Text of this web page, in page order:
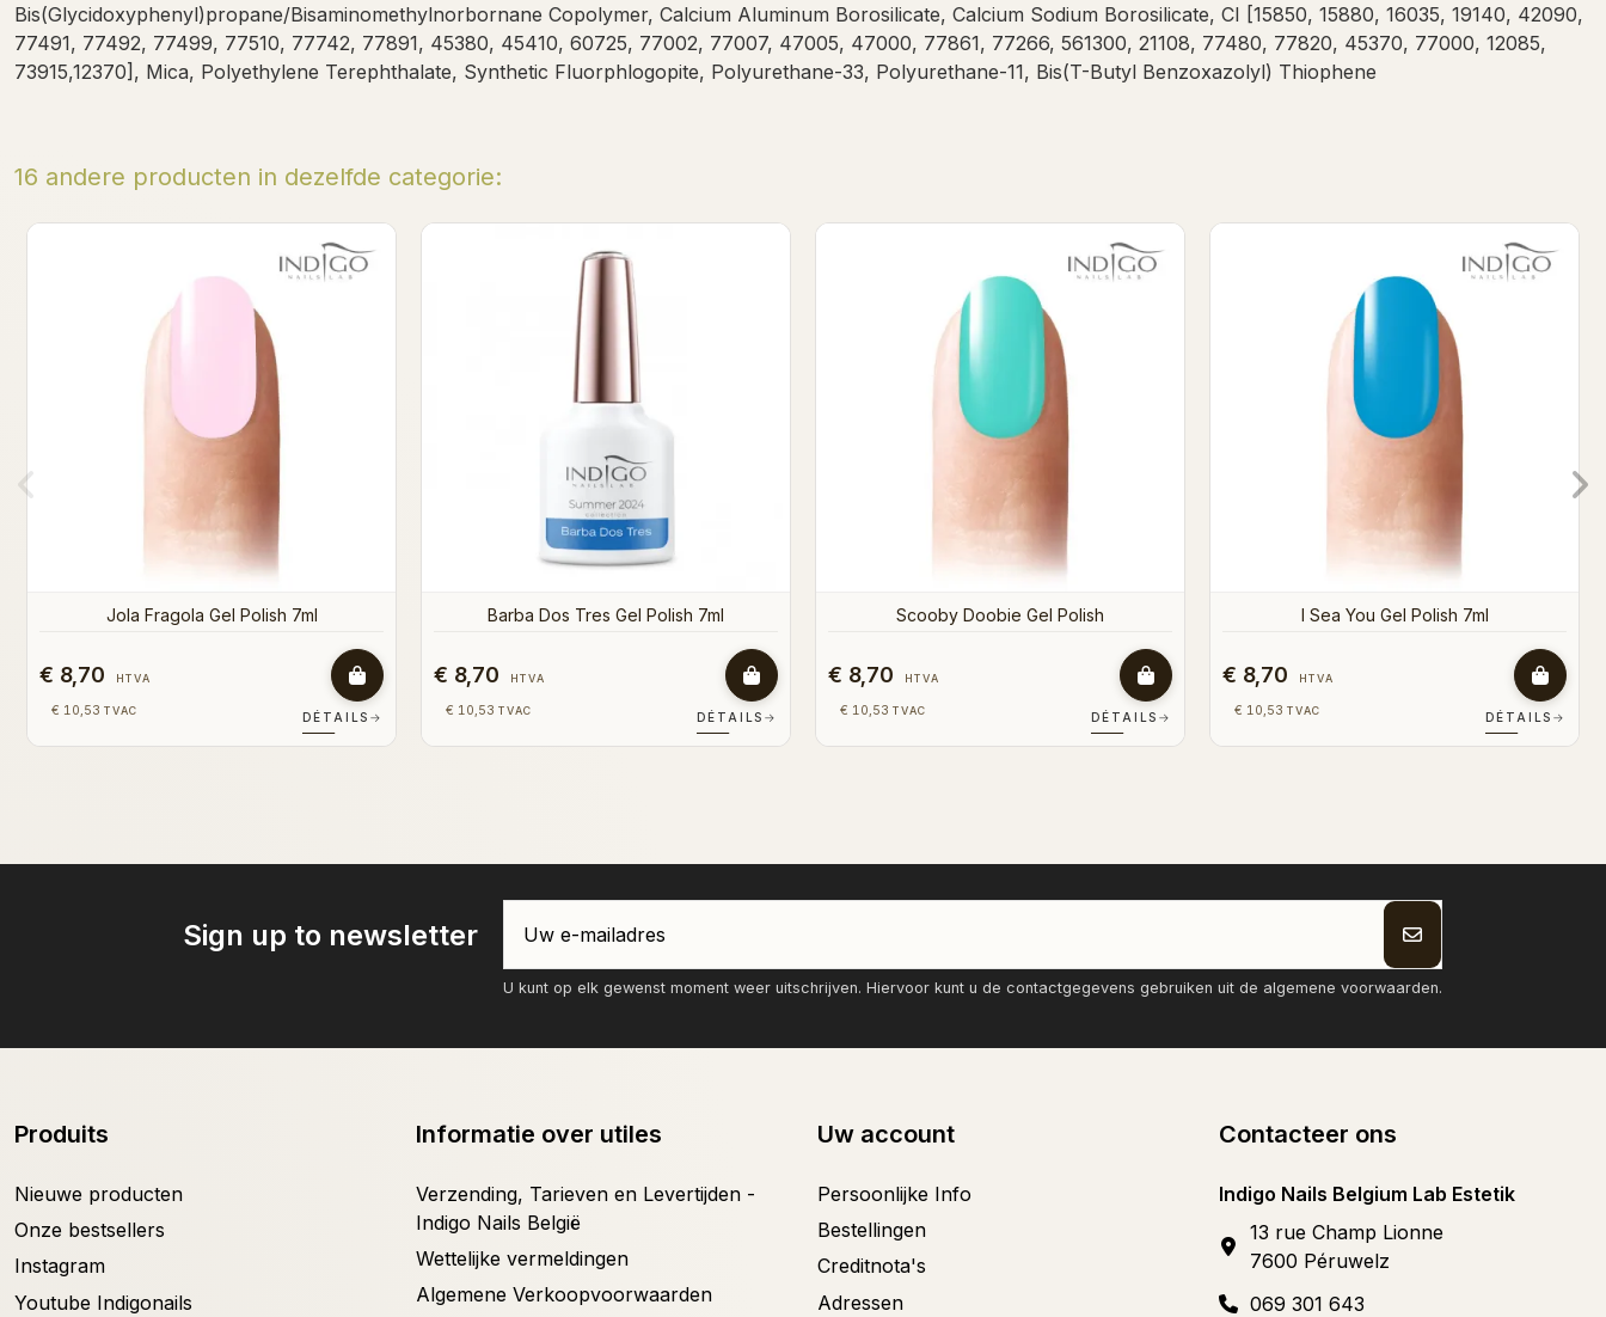
Bis(Glycidoxyphenyl)propane/Bisaminomethylnorbornane Copolymer, Calcium Aluminum Borosilicate, Calcium Sodium Borosilicate, CI [15850, 15880, 16035, 19140, 42090,
77491, 77492, 77499, 77510, 77742, 77891, 45380, 45410, 60725, 77002, 77007, 47005, 47000, 77861, 77266, 561300, 21108, 77480, 77820, 45370, 77000, 12085,
73915,12370], Mica, Polyethylene Terephthalate, Synthetic Fluorphlogopite, Polyurethane-33, Polyurethane-11, Bis(T-Butyl Benzoxazolyl) Thiophene
16 andere producten in dezelfde categorie:
€ 8,70 HTVA
€ 10,53 TVAC DÉTAILS →
Superduper Gel Polish 7ml
€ 8,70 HTVA
€ 10,53 TVAC DÉTAILS →
€ 8,70 HTVA
€ 10,53 TVAC DÉTAILS →
€ 8,70 HTVA
€ 10,53 TVAC DÉTAILS →
Sign up to newsletter
U kunt op elk gewenst moment weer uitschrijven. Hiervoor kunt u de contactgegevens gebruiken uit de algemene voorwaarden.
Produits
Nieuwe producten
Onze bestsellers
Instagram
Youtube Indigonails
Informatie over utiles
Verzending, Tarieven en Levertijden -
Indigo Nails België
Wettelijke vermeldingen
Algemene Verkoopvoorwaarden
Uw account
Persoonlijke Info
Bestellingen
Creditnota's
Adressen
Contacteer ons
Indigo Nails Belgium Lab Estetik
13 rue Champ Lionne
7600 Péruwelz
069 301 643